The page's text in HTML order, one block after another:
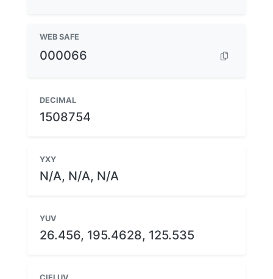
WEB SAFE
000066
DECIMAL
1508754
YXY
N/A, N/A, N/A
YUV
26.456, 195.4628, 125.535
CIELUV